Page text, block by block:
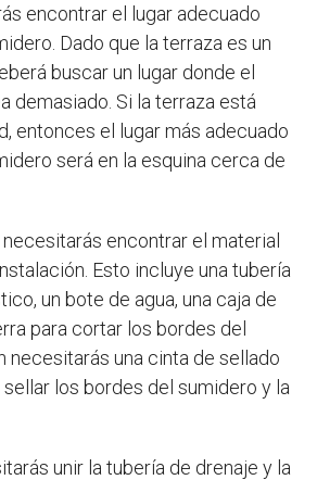
encontrar el lugar adecuado
Dado que la terraza es un
buscar un lugar donde el
demasiado. Si la terraza está
entonces el lugar más adecuado
será en la esquina cerca de
necesitarás encontrar el material
Esto incluye una tubería
un bote de agua, una caja de
para cortar los bordes del
necesitarás una cinta de sellado
los bordes del sumidero y la
unir la tubería de drenaje y la